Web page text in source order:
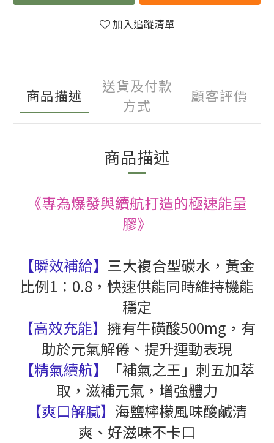
加入追蹤清單
商品描述
送貨及付款
方式
顧客評價
商品描述
《專為爆發與續航打造的極速能量
膠》
【瞬效補給】 三大複合型碳水，黃金
比例1：0.8，快速供能同時維持機能
穩定
【高效充能】 擁有牛磺酸500mg，有
助於元氣解倦、提升運動表現
【精氣續航】
「補氣之王」刺五加萃
取，滋補元氣，增強體力
【爽口解膩】 海鹽檸檬風味酸鹹清
爽、好滋味不卡口